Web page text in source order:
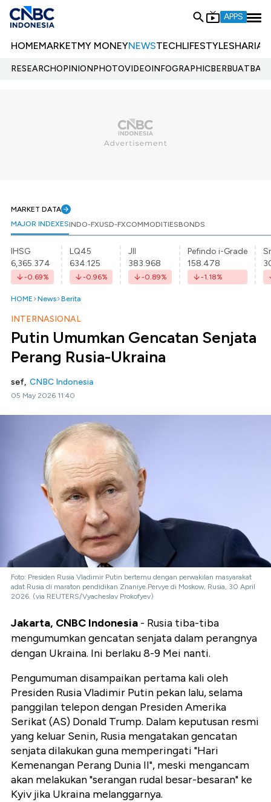
APPS
HOMEMARKETMY MONEYNEWSTECHLIFESTYLESHARIA
RESEARCHOPINIONPHOTOVIDEOINFOGRAPHIC
MARKET DATA
MAJOR INDEXESINDO-FXUSD-FXCOMMODITIESBONDS
IHSG
6,365.374
-0.69%
LQ45
634.125
-0.96%
JII
383.968
-0.89%
Pefindo i-Grade
158.478
-1.18%
HOME News Berita
INTERNASIONAL
Putin Umumkan Gencatan Senjata
Perang Rusia-Ukraina
sef, CNBC Indonesia
05 May 2026 11:40
Foto: Presiden Rusia Vladimir Putin bertemu dengan perwakilan masyarakat
adat Rusia di maraton pendidikan Znaniye.Pervye di Moskow, Rusia, 30 April
2026. (via REUTERS/Vyacheslav Prokofyev)
Jakarta, CNBC Indonesia - Rusia tiba-tiba
mengumumkan gencatan senjata dalam perangnya
dengan Ukraina. Ini berlaku 8-9 Mei nanti.
Pengumuman disampaikan pertama kali oleh
Presiden Rusia Vladimir Putin pekan lalu, selama
panggilan telepon dengan Presiden Amerika
Serikat (AS) Donald Trump. Dalam keputusan resmi
yang keluar Senin, Rusia mengatakan gencatan
senjata dilakukan guna memperingati "Hari
Kemenangan Perang Dunia II", meski mengancam
akan melakukan "serangan rudal besar-besaran" ke
Kyiv jika Ukraina melanggarnya.